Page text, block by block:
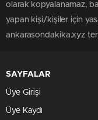
olarak kopyalanamaz,
yapan kişi/kişiler için
ankarasondakika.xyz
SAYFALAR
Üye Girişi
Üye Kaydı